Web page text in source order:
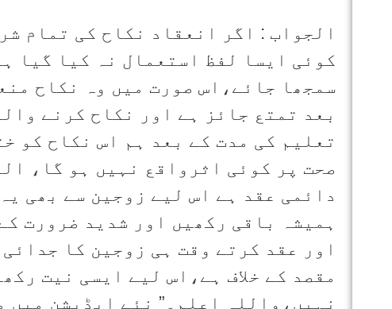
الجواب : اگر انعقاد نکاح کی تمام
کوئی ایسا لفظ استعمال نہ کیا گیا
سمجھا جائے،اس صورت میں وہ نکاح
بعد تمتع جائز ہے اور نکاح کرنے
تعلیم کی مدت کے بعد ہم اس نکاح کو
صحت پر کوئی اثرواقع نہیں ہو گا،
دائمی عقد ہے اس لیے زوجین سے بھی
ہمیشہ باقی رکھیں اور شدید ضرورت
اور عقد کرتے وقت ہی زوجین کا
مقصد کے خلاف ہے،اس لیے ایسی نیت
نہیں،واللہ اعلم۔” نئے ایڈیشن